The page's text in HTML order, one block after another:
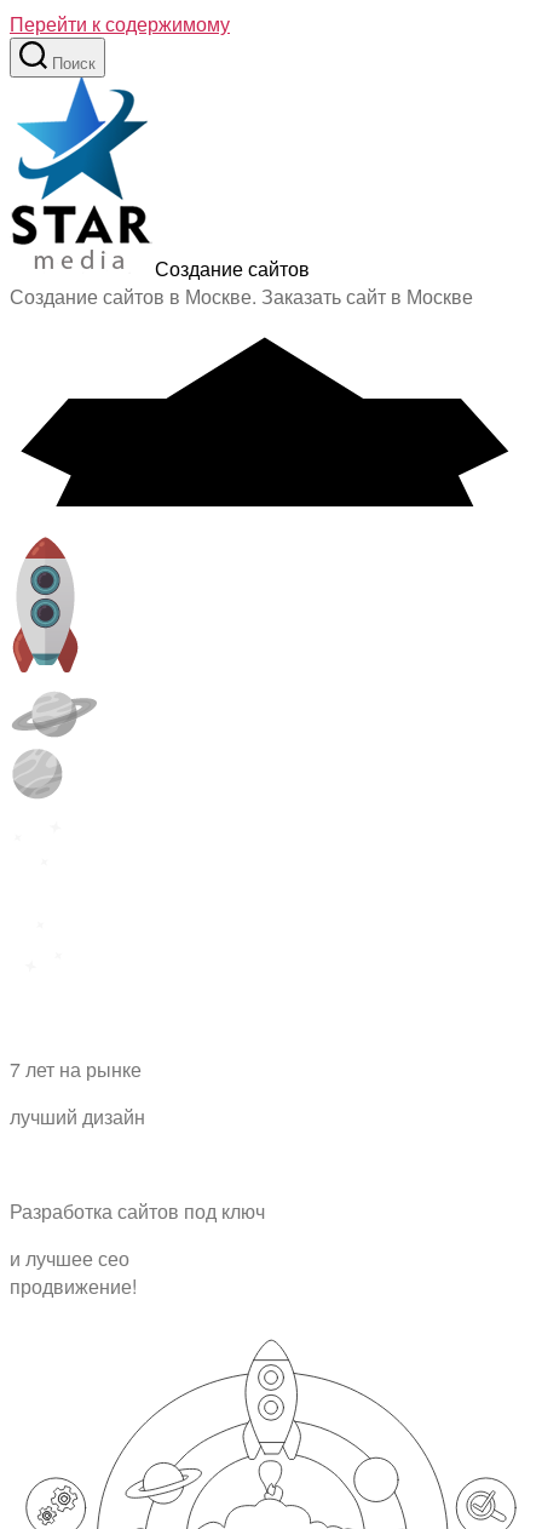
Перейти к содержимому
Поиск
Создание сайтов
Создание сайтов в Москве. Заказать сайт в Москве
7 лет на рынке
лучший дизайн
Разработка сайтов под ключ
и лучшее сео
продвижение!